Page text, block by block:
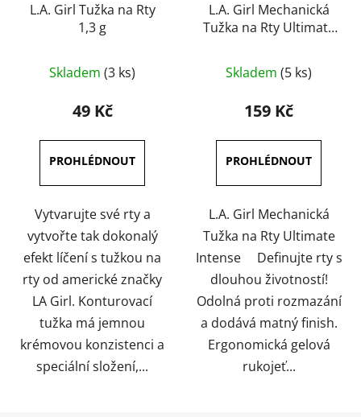
L.A. Girl Tužka na Rty
1,3 g
hodnocení
produktu
5,0
z
5
hvězdiček.
Skladem (3 ks)
49 Kč
Vytvarujte své rty a
vytvořte tak dokonalý
efekt líčení s tužkou na
rty od americké značky
LA Girl. Konturovací
tužka má jemnou
krémovou konzistenci a
speciální složení,...
L.A. Girl Mechanická
Tužka na Rty Ultimate
hodnocení
produktu
5,0
z
5
hvězdiček.
Skladem (5 ks)
159 Kč
L.A. Girl Mechanická
Tužka na Rty Ultimate
Intense Definujte rty s
dlouhou životností!
Odolná proti rozmazání
a dodává matný finish.
Ergonomická gelová
rukojeť...